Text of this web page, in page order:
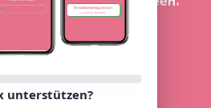
mit Motivation, neuen
unterstützen?